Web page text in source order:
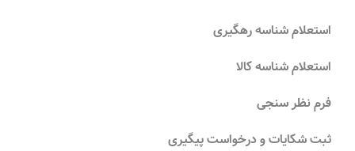
استعلام شناسه رهگیری
استعلام شناسه کالا
فرم نظر سنجی
ثبت شکایات و درخواست پیگیری